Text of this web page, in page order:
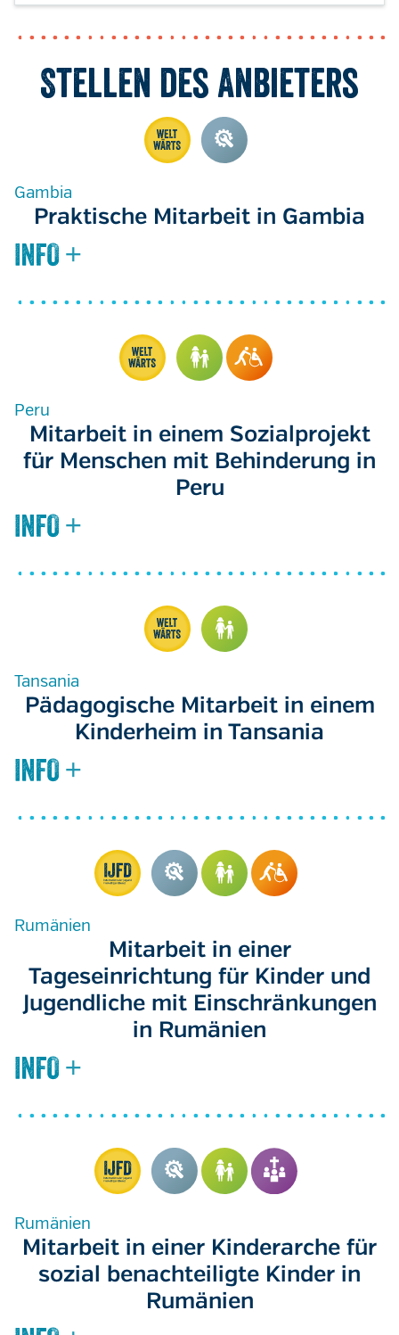
Stellen des Anbieters
Gambia
Praktische Mitarbeit in Gambia
Peru
Mitarbeit in einem Sozialprojekt
für Menschen mit Behinderung in
Peru
Tansania
Pädagogische Mitarbeit in einem
Kinderheim in Tansania
Rumänien
Mitarbeit in einer
Tageseinrichtung für Kinder und
Jugendliche mit Einschränkungen
in Rumänien
Rumänien
Mitarbeit in einer Kinderarche für
sozial benachteiligte Kinder in
Rumänien